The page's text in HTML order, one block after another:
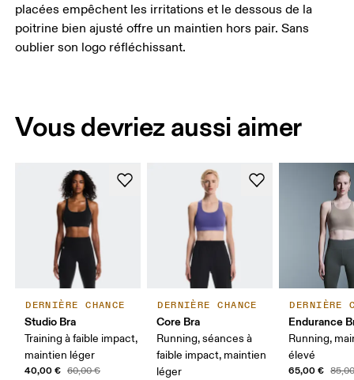
placées empêchent les irritations et le dessous de la
poitrine bien ajusté offre un maintien hors pair. Sans
oublier son logo réfléchissant.
Vous devriez aussi aimer
DERNIÈRE CHANCE
Studio Bra
Training à faible impact,
maintien léger
40,00 € 60,00 €
DERNIÈRE CHANCE
Core Bra
Running, séances à
faible impact, maintien
léger
DERNIÈRE
Endurance
Running,
élevé
65,00 €